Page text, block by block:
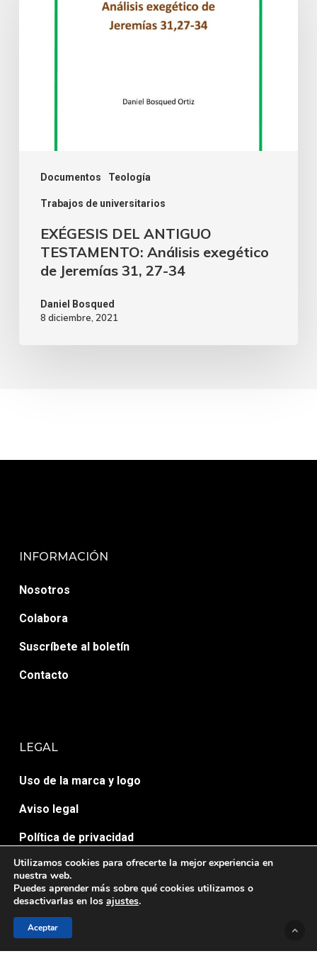
Documentos Teología
Trabajos de universitarios
EXÉGESIS DEL ANTIGUO
TESTAMENTO: Análisis exegético
de Jeremías 31, 27-34
Daniel Bosqued
8 diciembre, 2021
INFORMACIÓN
Nosotros
Colabora
Suscríbete al boletín
Contacto
LEGAL
Uso de la marca y logo
Aviso legal
Política de privacidad
Política de cookies
Utilizamos cookies para ofrecerte la mejor experiencia en
nuestra web.
Puedes aprender más sobre qué cookies utilizamos o
desactivarlas en los ajustes.
Aceptar